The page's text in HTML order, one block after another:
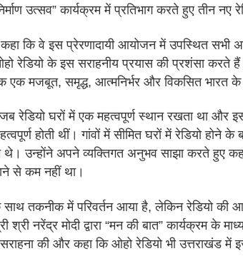
उत्सव” कार्यक्रम में प्रतिभाग करते हुए तीन नए
कि वे इस प्रेरणादायी आयोजन में उपस्थित सभी
रेडियो के इस सराहनीय प्रयास की प्रशंसा करते
मजबूत, समृद्ध, आत्मनिर्भर और विकसित भारत के
रेडियो घरों में एक महत्वपूर्ण स्थान रखता था और
होती थीं। गांवों में सीमित घरों में रेडियो होने
उन्होंने अपने व्यक्तिगत अनुभव साझा करते हुए
से कम नहीं था।
तकनीक में परिवर्तन आया है, लेकिन रेडियो की
श्री नरेंद्र मोदी द्वारा “मन की बात” कार्यक्रम के
की और कहा कि ओहो रेडियो भी उत्तराखंड में